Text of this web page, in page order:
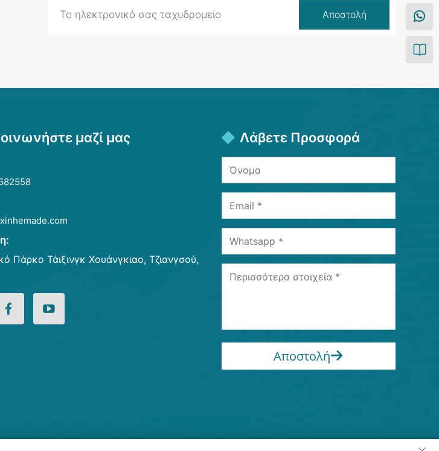
μαζί μας
Πάρκο Τάιξινγκ Χουάνγκιαο, Τζιανγσού,
Λάβετε Προσφορά
Αποστολή